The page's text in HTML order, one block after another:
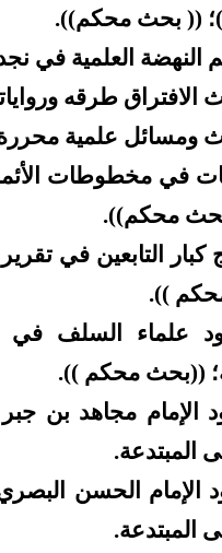
(( بحث محكم)).
النهضة العلمية في
الافتراق طرقه
ومسائل علمية محررة
في مخطوطات
بحث محكم)).
كبار التابعين في
)).
علماء السلف في
((بحث محكم )).
المبتدعة.
المبتدعة.